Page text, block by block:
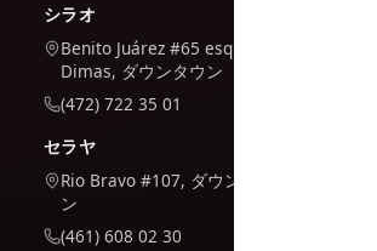
シラオ
Benito Juárez #65 esq. San
Dimas, ダウンタウン
(472) 722 35 01
セラヤ
Rio Bravo #107, ダウンタウ
ン
(461) 608 02 30